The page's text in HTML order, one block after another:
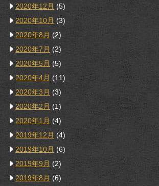
2020年12月 (5)
2020年10月 (3)
2020年8月 (2)
2020年7月 (2)
2020年5月 (5)
2020年4月 (11)
2020年3月 (3)
2020年2月 (1)
2020年1月 (4)
2019年12月 (4)
2019年10月 (6)
2019年9月 (2)
2019年8月 (6)